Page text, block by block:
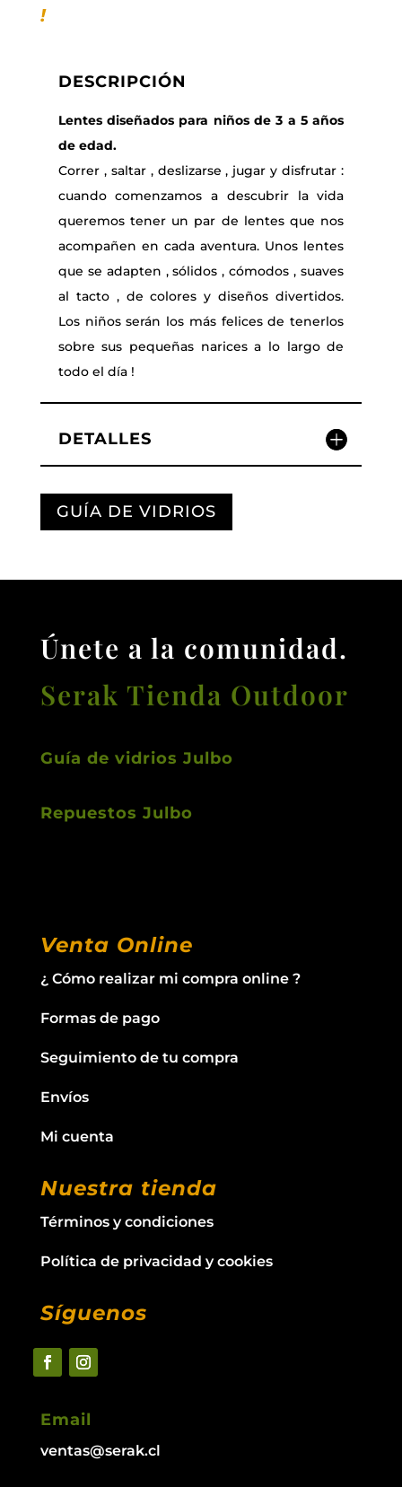
!
DESCRIPCIÓN
Lentes diseñados para niños de 3 a 5 años
de edad.
Correr , saltar , deslizarse , jugar y disfrutar :
cuando comenzamos a descubrir la vida
queremos tener un par de lentes que nos
acompañen en cada aventura. Unos lentes
que se adapten , sólidos , cómodos , suaves
al tacto , de colores y diseños divertidos.
Los niños serán los más felices de tenerlos
sobre sus pequeñas narices a lo largo de
todo el día !
DETALLES
GUÍA DE VIDRIOS
Únete a la comunidad.
Serak Tienda Outdoor
Guía de vidrios Julbo
Repuestos Julbo
Venta Online
¿ Cómo realizar mi compra online ?
Formas de pago
Seguimiento de tu compra
Envíos
Mi cuenta
Nuestra tienda
Términos y condiciones
Política de privacidad y cookies
Síguenos
Email
ventas@serak.cl